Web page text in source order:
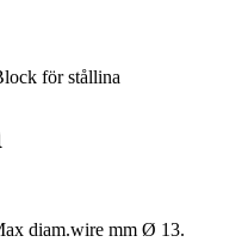
för stållina
diam.wire mm Ø 13.